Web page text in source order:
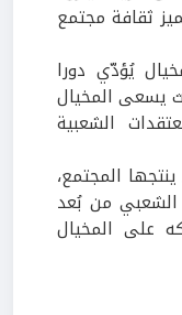
ثقافة مجتمع
يُؤدّي دورا
يسعى المخيال
الشعبية
المجتمع،
الشعبي من بُعد
على المخيال